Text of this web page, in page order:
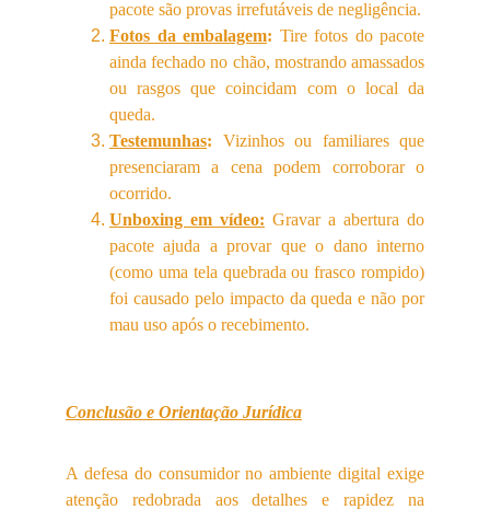
pacote são provas irrefutáveis de negligência.
Fotos da embalagem: Tire fotos do pacote
ainda fechado no chão, mostrando amassados
ou rasgos que coincidam com o local da
queda.
Testemunhas: Vizinhos ou familiares que
presenciaram a cena podem corroborar o
ocorrido.
Unboxing em vídeo: Gravar a abertura do
pacote ajuda a provar que o dano interno
(como uma tela quebrada ou frasco rompido)
foi causado pelo impacto da queda e não por
mau uso após o recebimento.
Conclusão e Orientação Jurídica
A defesa do consumidor no ambiente digital exige
atenção redobrada aos detalhes e rapidez na